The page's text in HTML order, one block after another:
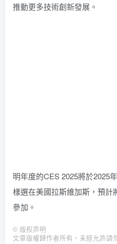
推動更多技術創新發展。
明年度的CES 2025將於2025
樣選在美國拉斯維加斯，預計
參加。
© 版权声明
文章版權歸作者所有，未經允許請